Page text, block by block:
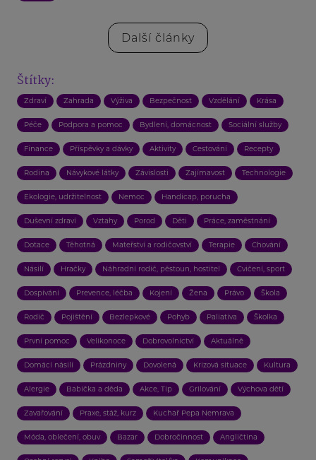
Další články
Štítky:
Zdraví Zahrada Výživa Bezpečnost Vzdělání Krása
Péče Podpora a pomoc Bydlení, domácnost Sociální služby
Finance Příspěvky a dávky Aktivity Cestování Recepty
Rodina Návykové látky Závislosti Zajímavost Technologie
Ekologie, udržitelnost Nemoc Handicap, porucha
Duševní zdraví Vztahy Porod Děti Práce, zaměstnání
Dotace Těhotná Mateřství a rodičovství Terapie Chování
Násilí Hračky Náhradní rodič, pěstoun, hostitel Cvičení, sport
Dospívání Prevence, léčba Kojení Žena Právo Škola
Rodič Pojištění Bezlepkové Pohyb Paliativa Školka
První pomoc Velikonoce Dobrovolnictví Aktuálně
Domácí násilí Prázdniny Dovolená Krizová situace Kultura
Alergie Babička a děda Akce, Tip Grilování Výchova dětí
Zavařování Praxe, stáž, kurz Kuchař Pepa Nemrava
Móda, oblečení, obuv Bazar Dobročinnost Angličtina